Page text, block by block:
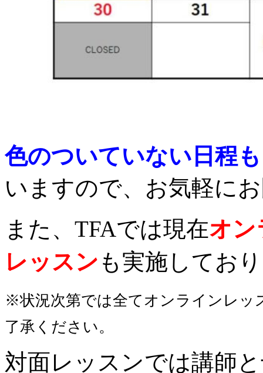
色のついていない日程も
いますので、お気軽に
また、TFAでは現在オン
レッスン も実施してお
※状況次第では全てオンラインレッ
了承ください。
対面レッスンでは講師